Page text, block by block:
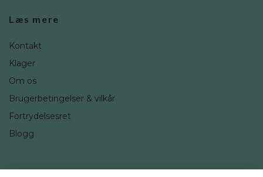
Læs mere
Kontakt
Klager
Om os
Brugerbetingelser & vilkår
Fortrydelsesret
Blogg